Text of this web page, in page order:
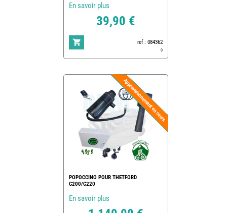
En savoir plus
39,90 €
ref : 084362
0
POPOCCINO POUR THETFORD
C200/C220
En savoir plus